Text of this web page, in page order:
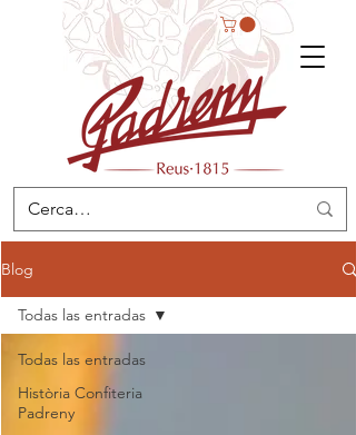
Blog
Todas las entradas
Història Confiteria
Padreny
Todas las entradas